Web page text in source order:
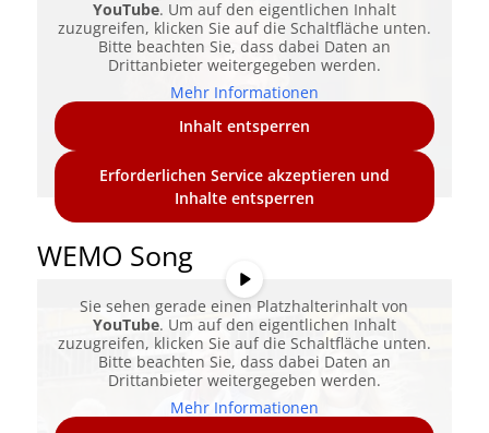
YouTube. Um auf den eigentlichen Inhalt
zuzugreifen, klicken Sie auf die Schaltfläche unten.
Bitte beachten Sie, dass dabei Daten an
Drittanbieter weitergegeben werden.
Mehr Informationen
Inhalt entsperren
Erforderlichen Service akzeptieren und
Inhalte entsperren
WEMO Song
Sie sehen gerade einen Platzhalterinhalt von
YouTube. Um auf den eigentlichen Inhalt
zuzugreifen, klicken Sie auf die Schaltfläche unten.
Bitte beachten Sie, dass dabei Daten an
Drittanbieter weitergegeben werden.
Mehr Informationen